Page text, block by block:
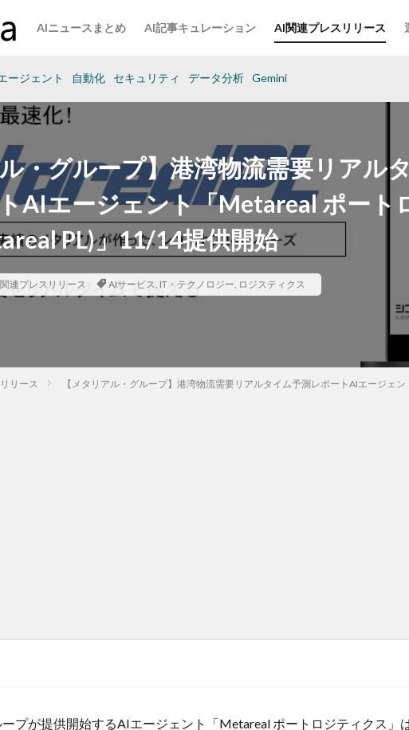
AIニュースまとめ AI記事キュレーション AI関連プレスリリース
ージェント 自動化 セキュリティ データ分析 Gemini
ル・グループ】港湾物流需要リアル
AIエージェント「Metareal ポート
PL)」11/14提供開始
連プレスリリース AIサービス, IT・テクノロジー, ロジスティクス
リース 【メタリアル・グループ】港湾物流需要リアルタイム予測レポートAIエージェ
ープが提供開始するAIエージェント「Metareal ポートロジティクス」